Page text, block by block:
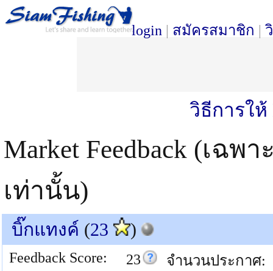
login | สมัครสมาชิก |
วิธีการให้
Market Feedback (เฉ
เท่านั้น)
บิ๊กแทงค์ (23 )
Feedback Score:
23
จำนวนประกาศ: